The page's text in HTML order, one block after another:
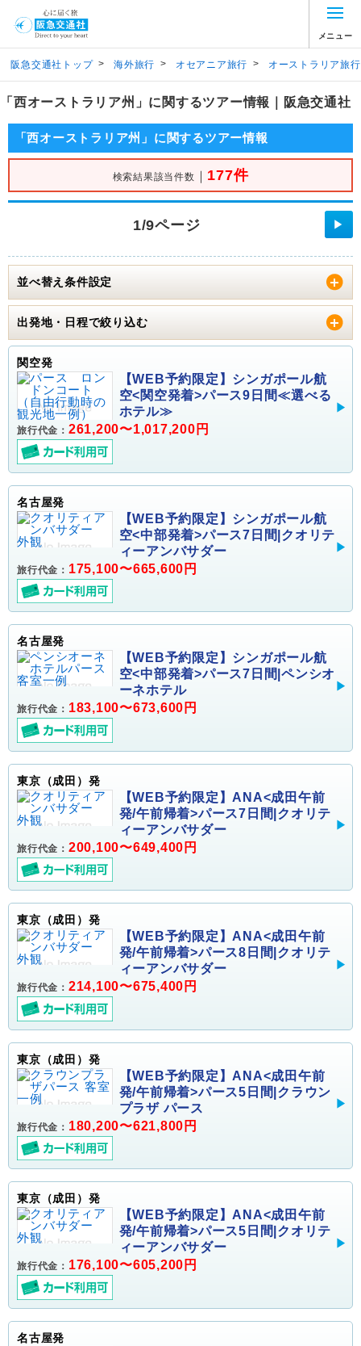
メニュー
阪急交通社トップ > 海外旅行 > オセアニア旅行 > オーストラリア旅行
「西オーストラリア州」に関するツアー情報｜阪急交通社
「西オーストラリア州」に関するツアー情報
検索結果該当件数 ｜ 177件
1/9ページ ▶
並べ替え条件設定
出発地・日程で絞り込む
関空発
【WEB予約限定】シンガポール航
空<関空発着>パース9日間≪選べる
ホテル≫
旅行代金： 261,200〜1,017,200円
名古屋発
【WEB予約限定】シンガポール航
空<中部発着>パース7日間|クオリテ
ィーアンバサダー
旅行代金： 175,100〜665,600円
名古屋発
【WEB予約限定】シンガポール航
空<中部発着>パース7日間|ペンシオ
ーネホテル
旅行代金： 183,100〜673,600円
東京（成田）発
【WEB予約限定】ANA<成田午前
発/午前帰着>パース7日間|クオリテ
ィーアンバサダー
旅行代金： 200,100〜649,400円
東京（成田）発
【WEB予約限定】ANA<成田午前
発/午前帰着>パース8日間|クオリテ
ィーアンバサダー
旅行代金： 214,100〜675,400円
東京（成田）発
【WEB予約限定】ANA<成田午前
発/午前帰着>パース5日間|クラウン
プラザ パース
旅行代金： 180,200〜621,800円
東京（成田）発
【WEB予約限定】ANA<成田午前
発/午前帰着>パース5日間|クオリテ
ィーアンバサダー
旅行代金： 176,100〜605,200円
名古屋発